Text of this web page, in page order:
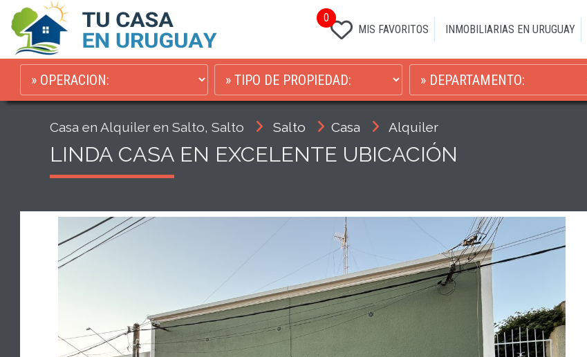
0
MIS FAVORITOS
INMOBILIARIAS EN URUGUAY
Casa en Alquiler en Salto, Salto Salto Casa Alquiler
LINDA CASA EN EXCELENTE UBICACIÓN